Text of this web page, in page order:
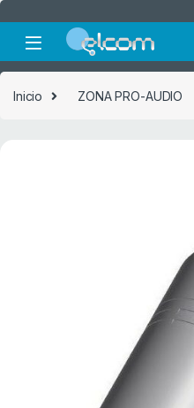
Inicio ZONA PRO-AUDIO